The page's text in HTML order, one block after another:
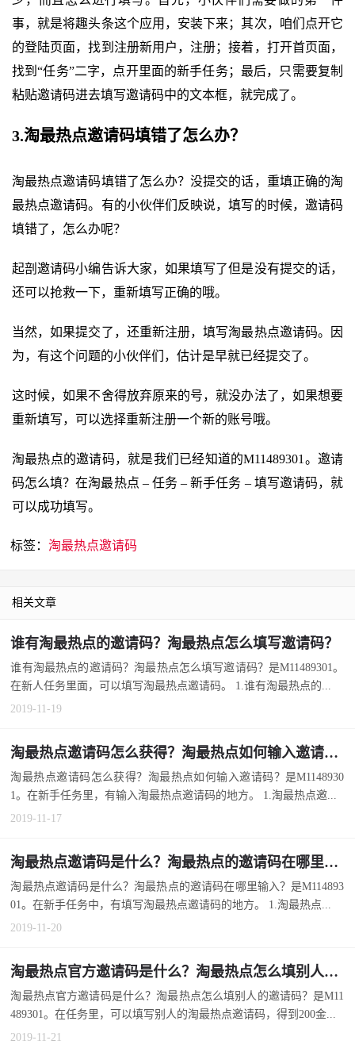
事，就是将趣头条这个应用，安装下来；其次，咱们点开它
的登陆页面，找到注册新用户，注册；接着，打开首页面，
找到“任务”二字，点开里面的新手任务；最后，只需要复制
粘贴邀请码进去填写邀请码中的文本框，就完成了。
3.淘最热点邀请码填错了怎么办？
淘最热点邀请码填错了怎么办？没提交的话，重填正确的淘
最热点邀请码。有的小伙伴们反映说，填写的时候，邀请码
填错了，怎么办呢？
起剖邀请码小编告诉大家，如果填写了但是没有提交的话，
还可以抢救一下，重新填写正确的哦。
当然，如果提交了，还重新注册，填写淘最热点邀请码。因
为，有这个问题的小伙伴们，估计是早就已经提交了。
这时候，如果不舍得放弃原来的号，就没办法了，如果想要
重新填写，可以选择重新注册一个新的账号哦。
淘最热点的邀请码，就是我们已经知道的M11489301。邀请
码怎么填？在淘最热点 – 任务 – 新手任务 – 填写邀请码，就
可以成功填写。
标签：淘最热点邀请码
相关文章
谁有淘最热点的邀请码？淘最热点怎么填写邀请码？
谁有淘最热点的邀请码？淘最热点怎么填写邀请码？是M11489301。
在新人任务里面，可以填写淘最热点邀请码。 1.谁有淘最热点的...
2019-11-19
淘最热点邀请码怎么获得？淘最热点如何输入邀请码？
淘最热点邀请码怎么获得？淘最热点如何输入邀请码？是M1148930
1。在新手任务里，有输入淘最热点邀请码的地方。 1.淘最热点邀...
2019-11-17
淘最热点邀请码是什么？淘最热点的邀请码在哪里输入？
淘最热点邀请码是什么？淘最热点的邀请码在哪里输入？是M114893
01。在新手任务中，有填写淘最热点邀请码的地方。 1.淘最热点...
2019-11-20
淘最热点官方邀请码是什么？淘最热点怎么填别人的邀请码？
淘最热点官方邀请码是什么？淘最热点怎么填别人的邀请码？是M11
489301。在任务里，可以填写别人的淘最热点邀请码，得到200金...
2019-11-21